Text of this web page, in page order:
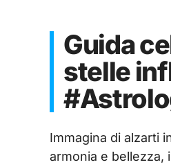
Guida
stelle
Immagina di alzarti
armonia e bellezza,